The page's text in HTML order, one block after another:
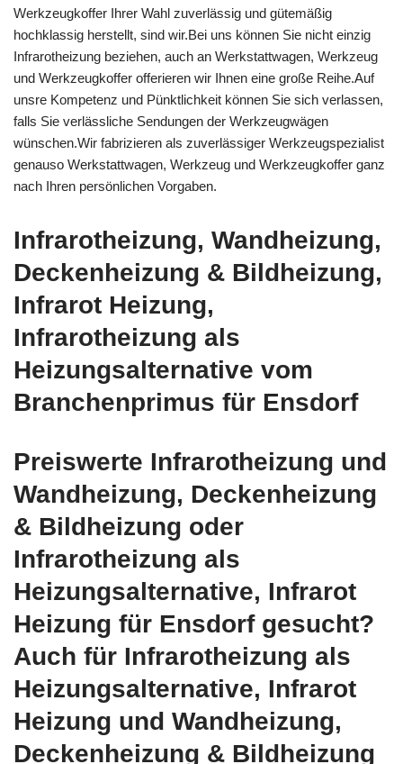
Werkzeugkoffer Ihrer Wahl zuverlässig und gütemäßig
hochklassig herstellt, sind wir.Bei uns können Sie nicht einzig
Infrarotheizung beziehen, auch an Werkstattwagen, Werkzeug
und Werkzeugkoffer offerieren wir Ihnen eine große Reihe.Auf
unsre Kompetenz und Pünktlichkeit können Sie sich verlassen,
falls Sie verlässliche Sendungen der Werkzeugwägen
wünschen.Wir fabrizieren als zuverlässiger Werkzeugspezialist
genauso Werkstattwagen, Werkzeug und Werkzeugkoffer ganz
nach Ihren persönlichen Vorgaben.
Infrarotheizung, Wandheizung,
Deckenheizung & Bildheizung,
Infrarot Heizung,
Infrarotheizung als
Heizungsalternative vom
Branchenprimus für Ensdorf
Preiswerte Infrarotheizung und
Wandheizung, Deckenheizung
& Bildheizung oder
Infrarotheizung als
Heizungsalternative, Infrarot
Heizung für Ensdorf gesucht?
Auch für Infrarotheizung als
Heizungsalternative, Infrarot
Heizung und Wandheizung,
Deckenheizung & Bildheizung